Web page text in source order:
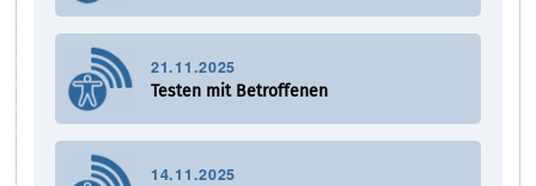
21.11.2025
Testen mit Betroffenen
14.11.2025